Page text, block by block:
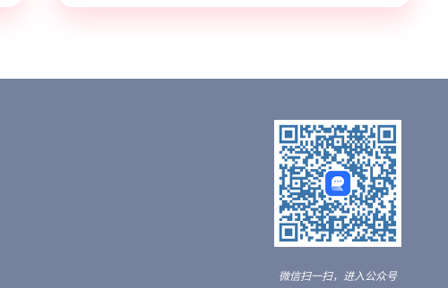
微信扫一扫，进入公众号